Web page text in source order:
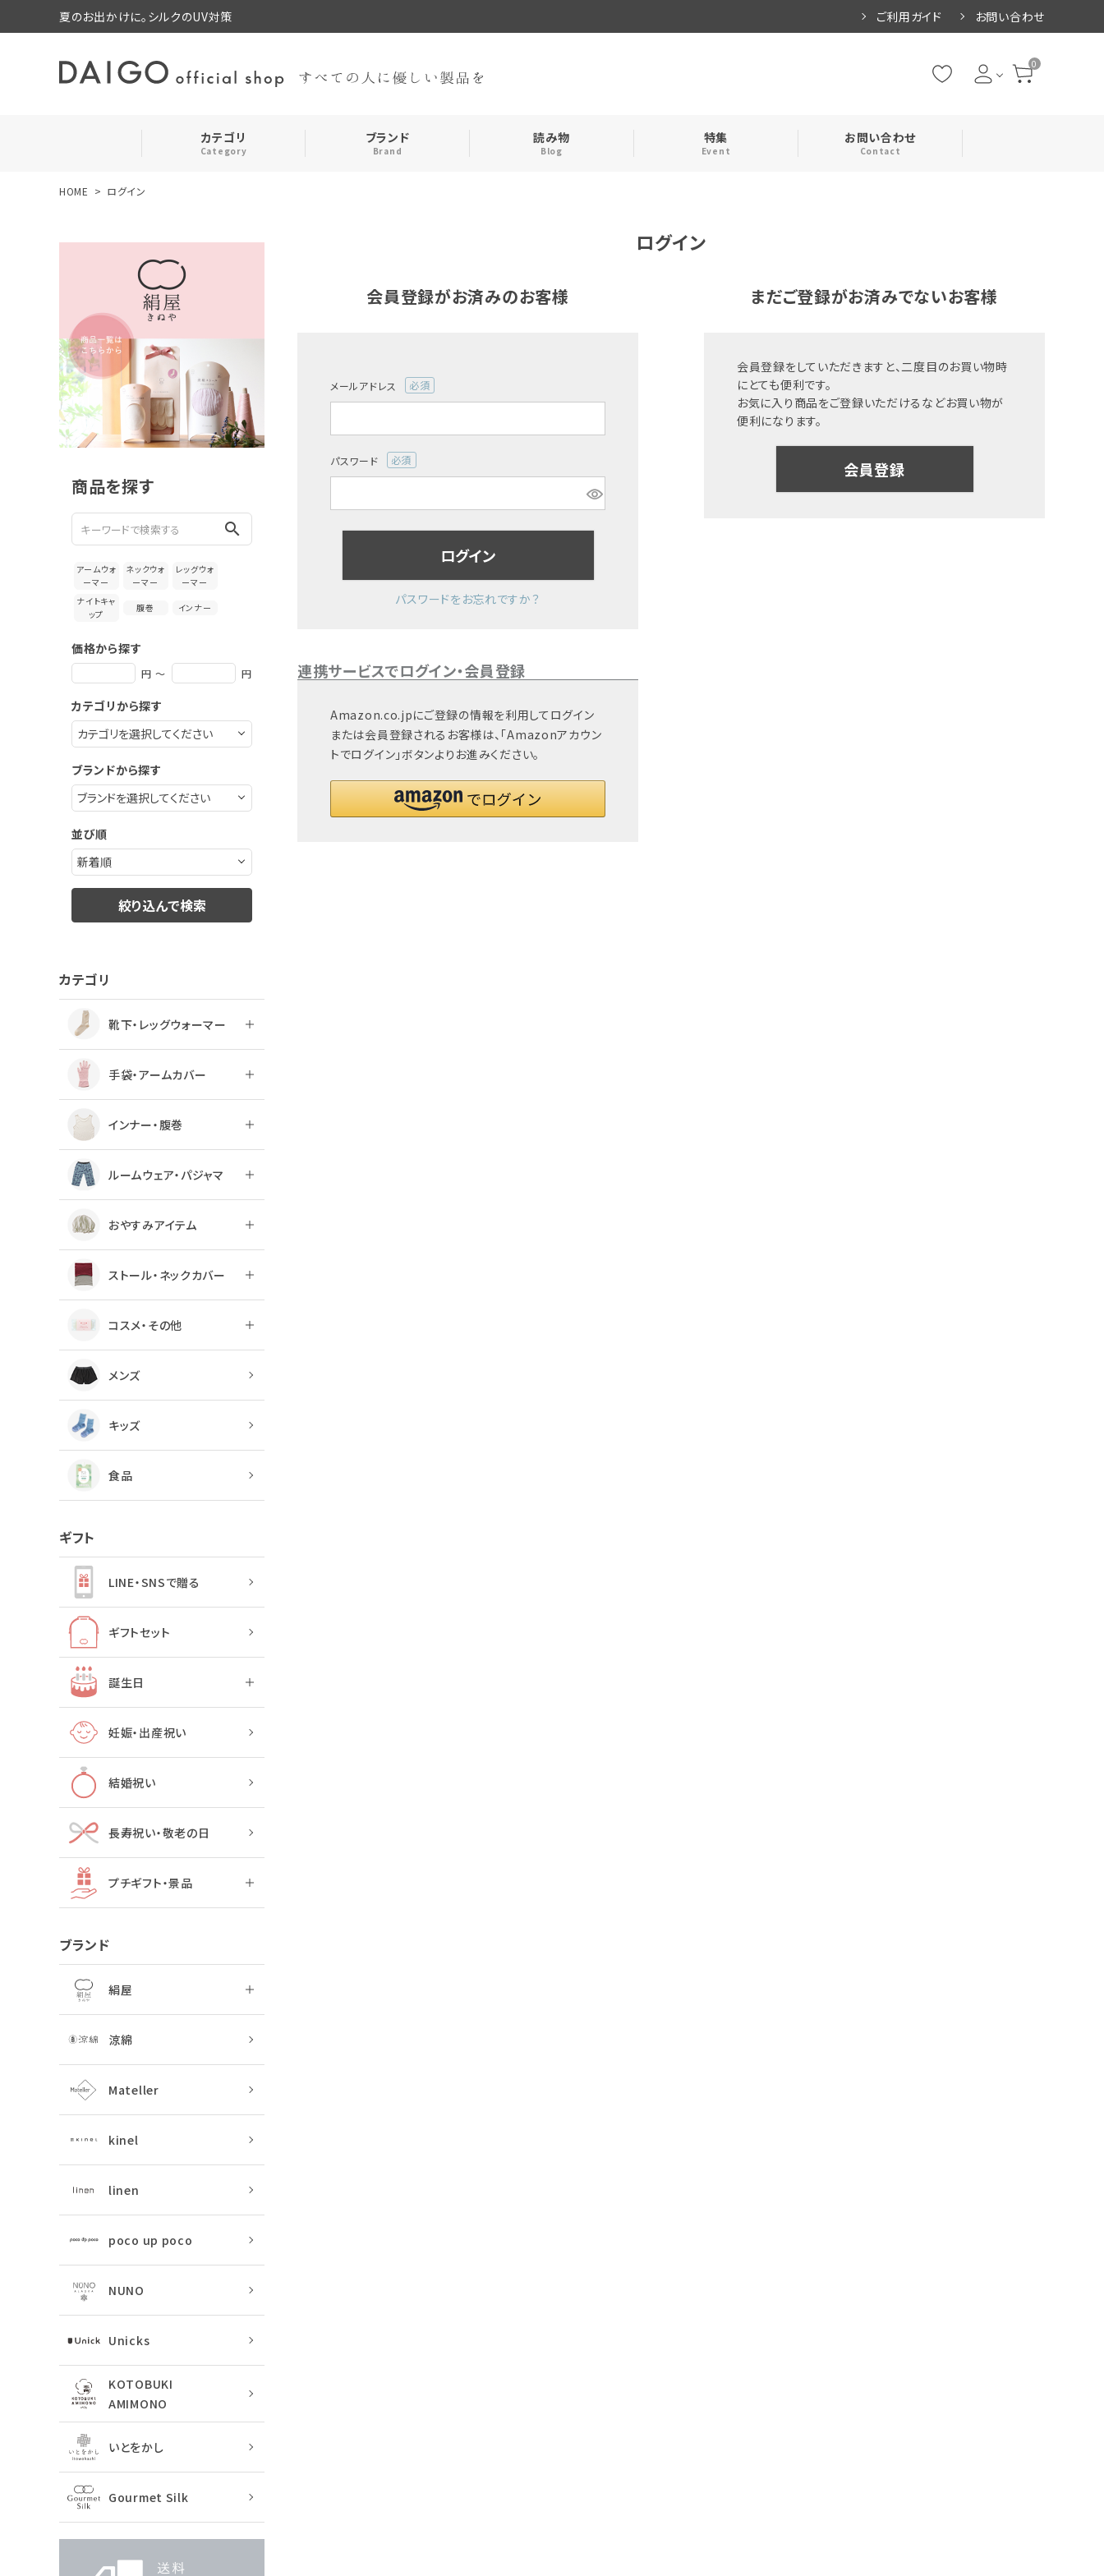
夏のお出かけに。シルクのUV対策 ご利用ガイド お問い合わせ
0
カテゴリ
Category
メンズ
ブランド
Brand
読み物
Blog
特集
Event
お問い合わせ
Contact
新着＆再入荷商品
カテゴリーから探す
ギフトを探す
ブランドから探す
HOME ログイン
商品を探す
search
アームウォ
ーマー
ネックウォ
ーマー
レッグウォ
ーマー
ナイトキャ
ップ
腹巻 インナー
価格から探す
円 ～ 円
カテゴリから探す
ブランドから探す
並び順
絞り込んで検索
カテゴリ
靴下・レッグウォーマー
手袋・アームカバー
インナー・腹巻
ルームウェア・パジャマ
おやすみアイテム
ストール・ネックカバー
コスメ・その他
メンズ
キッズ
食品
ギフト
LINE・SNSで贈る
ギフトセット
誕生日
妊娠・出産祝い
結婚祝い
長寿祝い・敬老の日
プチギフト・景品
ブランド
絹屋
涼綿
Mateller
kinel
linen
poco up poco
NUNO
Unicks
KOTOBUKI
AMIMONO
いとをかし
Gourmet Silk
ログイン
会員登録がお済みのお客様
メールアドレス
(必
パスワード
(必
ログイン
パスワードをお忘れですか？
連携サービスでログイン・会員登録
Amazon.co.jpにご登録の情報を利用してログイン
または会員登録されるお客様は、「Amazonアカウン
トでログイン」ボタンよりお進みください。
まだご登録がお済みでないお客様
会員登録をしていただきますと、二度目のお買い物時
にとても便利です。
お気に入り商品をご登録いただけるなどお買い物が
便利になります。
会員登録